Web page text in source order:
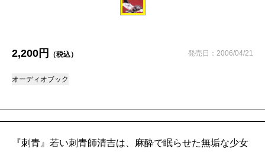
2,200円 （税込） 発売日：2006/04/21
オーディオブック
『刺青』若い刺青師清吉は、麻酔で眠らせた無垢な少女